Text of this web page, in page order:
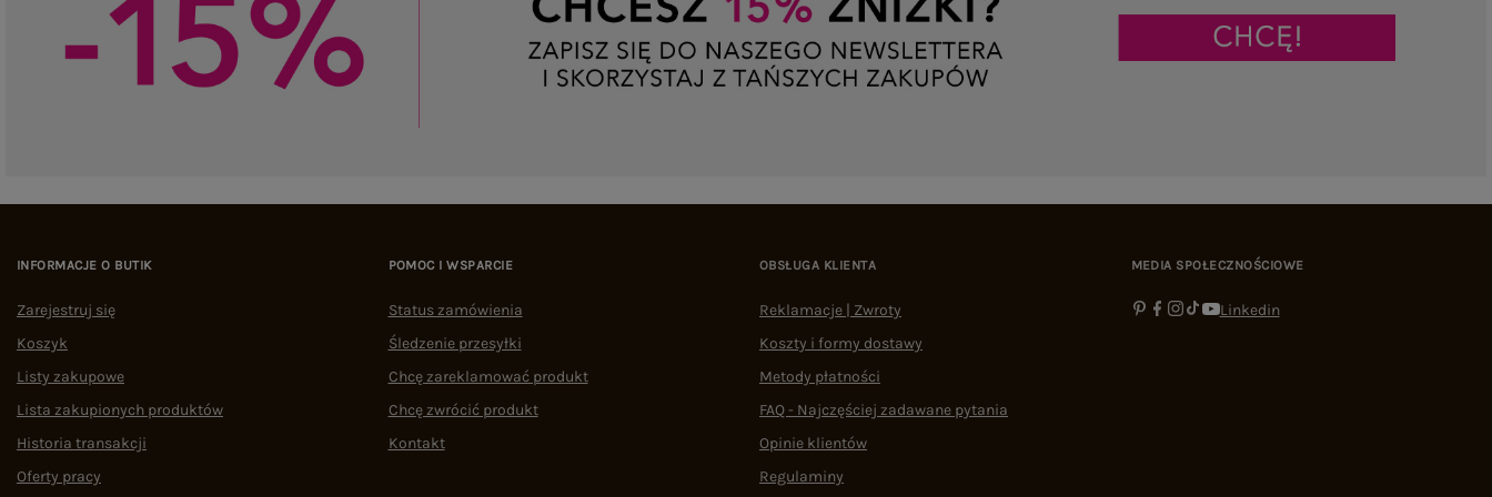
INFORMACJE O BUTIK
Zarejestruj się
Koszyk
Listy zakupowe
Lista zakupionych produktów
Historia transakcji
Oferty pracy
POMOC I WSPARCIE
Status zamówienia
Śledzenie przesyłki
Chcę zareklamować produkt
Chcę zwrócić produkt
Kontakt
OBSŁUGA KLIENTA
Reklamacje | Zwroty
Koszty i formy dostawy
Metody płatności
FAQ - Najczęściej zadawane pytania
Opinie klientów
Regulaminy
MEDIA SPOŁECZNOŚCIOWE
Linkedin